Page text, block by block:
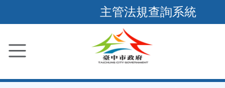
到
要
容
主管法規查詢系統